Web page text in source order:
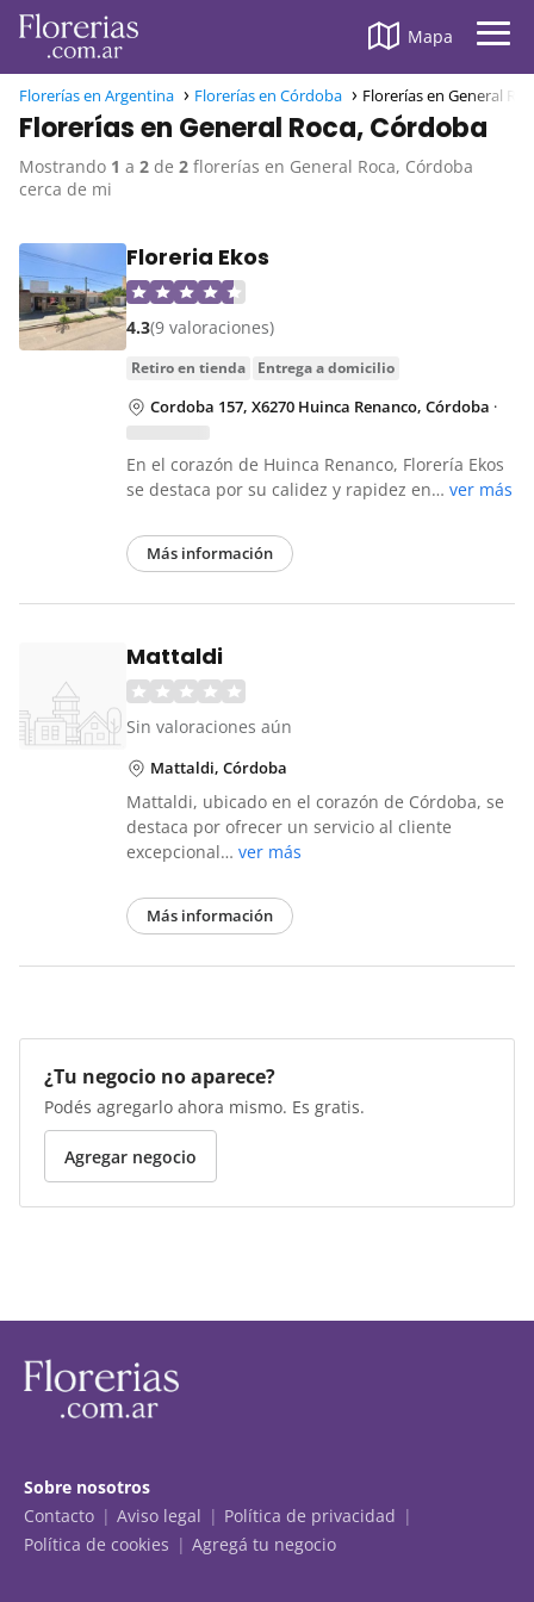
Mapa
Florerías en Argentina Florerías en Córdoba Florerías en General
Florerías en General Roca, Córdoba
Mostrando 1 a 2 de 2 florerías en General Roca, Córdoba
cerca de mi
Floreria Ekos
4.3(9 valoraciones)
retiro en tienda entrega a domicilio
Cordoba 157, X6270 Huinca Renanco, Córdoba ·
En el corazón de Huinca Renanco, Florería Ekos
se destaca por su calidez y rapidez en… ver más
Más información
Mattaldi
Sin valoraciones aún
Mattaldi, Córdoba
Mattaldi, ubicado en el corazón de Córdoba, se
destaca por ofrecer un servicio al cliente
excepcional… ver más
Más información
¿Tu negocio no aparece?
Podés agregarlo ahora mismo. Es gratis.
Agregar negocio
Sobre nosotros
Contacto
Aviso legal
Política de privacidad
Política de cookies
Agregá tu negocio